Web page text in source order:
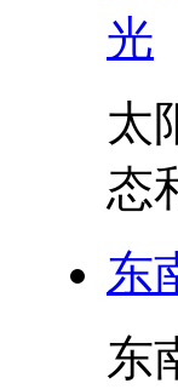
光
太
态
东
东